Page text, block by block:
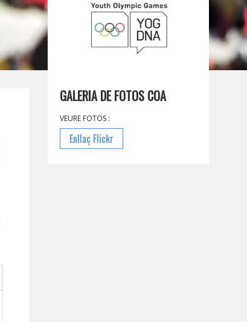
GALERIA DE FOTOS COA
VEURE FOTOS :
Enllaç Flickr